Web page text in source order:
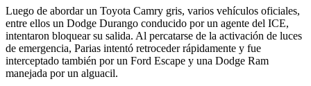
Luego de abordar un Toyota Camry gris, varios vehículos oficiales,
entre ellos un Dodge Durango conducido por un agente del ICE,
intentaron bloquear su salida. Al percatarse de la activación de luces
de emergencia, Parias intentó retroceder rápidamente y fue
interceptado también por un Ford Escape y una Dodge Ram
manejada por un alguacil.